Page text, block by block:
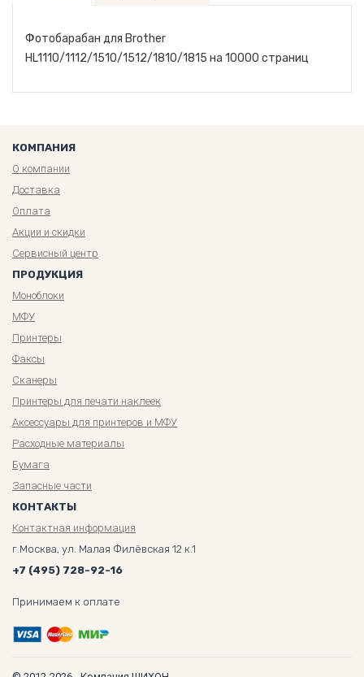
Фотобарабан для Brother
HL1110/1112/1510/1512/1810/1815 на 10000 страниц
КОМПАНИЯ
О компании
Доставка
Оплата
Акции и скидки
Сервисный центр
ПРОДУКЦИЯ
Моноблоки
МФУ
Принтеры
Факсы
Сканеры
Принтеры для печати наклеек
Аксессуары для принтеров и МФУ
Расходные материалы
Бумага
Запасные части
КОНТАКТЫ
Контактная информация
г.Москва, ул. Малая Филёвская 12 к.1
+7 (495) 728-92-16
Принимаем к оплате